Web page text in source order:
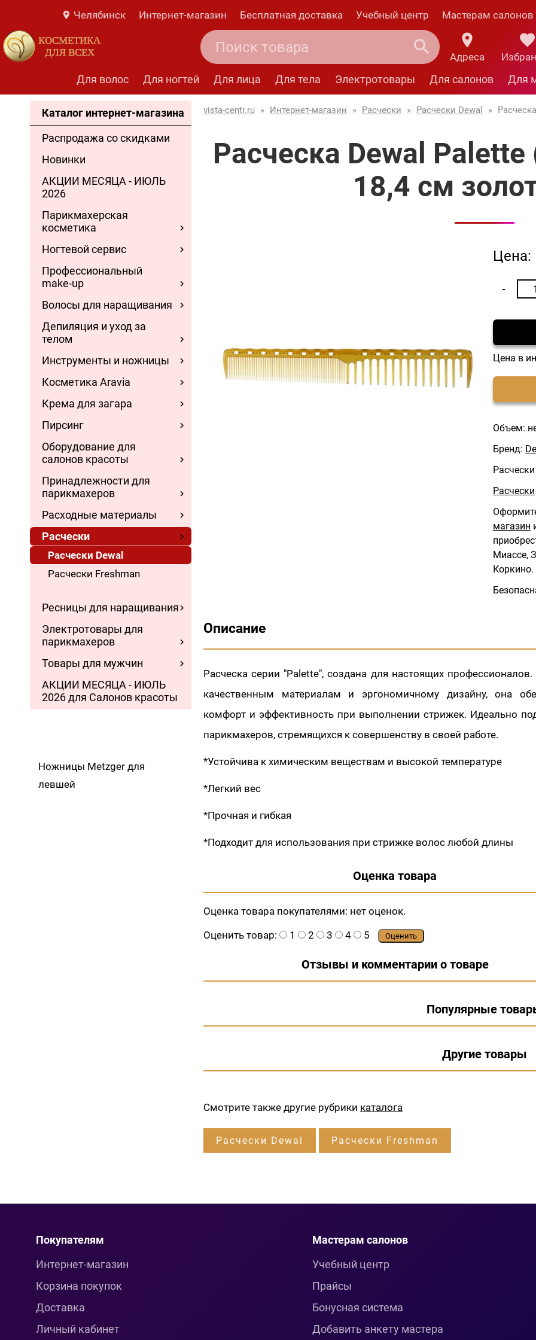
Челябинск Интернет-магазин Бесплатная доставка Учебный центр Мастерам салонов
КОСМЕТИКА
ДЛЯ ВСЕХ
Адреса
Для волос Для ногтей Для лица Для тела Электротовары Для салонов Для
Каталог интернет-магазина
Распродажа со скидками
Новинки
АКЦИИ МЕСЯЦА - ИЮЛЬ
2026
Парикмахерская
косметика
Ногтевой сервис
Профессиональный
make-up
Волосы для наращивания
Депиляция и уход за
телом
Инструменты и ножницы
Косметика Aravia
Крема для загара
Пирсинг
Оборудование для
салонов красоты
Принадлежности для
парикмахеров
Расходные материалы
Расчески
Расчески Dewal
Расчески Freshman
Ресницы для наращивания
Электротовары для
парикмахеров
Товары для мужчин
АКЦИИ МЕСЯЦА - ИЮЛЬ
2026 для Салонов красоты
Ножницы Metzger для
левшей
vista-centr.ru » Интернет-магазин » Расчески » Расчески Dewal »
Расческа Dewal
18,4 см
Цена:
Цена в
Объем:
Бренд:
Расчески
магазин
Миассе,
Коркино.
Описание
Расческа серии "Palette", создана для настоящих профессионалов.
качественным материалам и эргономичному дизайну, она
комфорт и эффективность при выполнении стрижек. Идеально
парикмахеров, стремящихся к совершенству в своей работе.
*Устойчива к химическим веществам и высокой температуре
*Легкий вес
*Прочная и гибкая
*Подходит для использования при стрижке волос любой длины
Оценка товара
Оценка товара покупателями: нет оценок.
Оценить товар:
1 2 3 4 5 Оценить
Отзывы и комментарии о товаре
Популярные
Другие товары
Смотрите также другие рубрики каталога
Расчески Dewal Расчески Freshman
Покупателям
Интернет-магазин
Корзина покупок
Доставка
Личный кабинет
Мастерам салонов
Учебный центр
Прайсы
Бонусная система
Добавить анкету мастера